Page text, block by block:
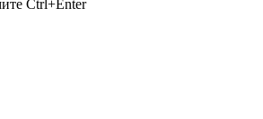
Ctrl+Enter